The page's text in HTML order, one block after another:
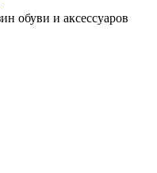
обуви и аксессуаров